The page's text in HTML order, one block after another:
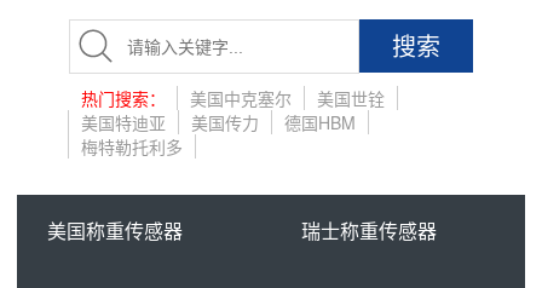
搜索
热门搜索： 美国中克塞尔
美国世铨
美国特迪亚
美国传力
德国HBM
梅特勒托利多
美国称重传感器 瑞士称重传感器